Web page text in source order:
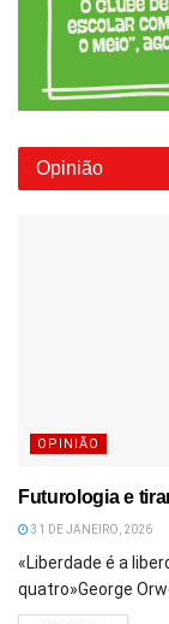
Opinião
OPINIÃO
Futurologia e
31 DE JANEIRO, 2026
«Liberdade é a
quatro»George